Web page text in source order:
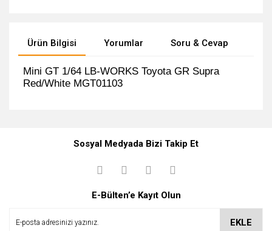
Ürün Bilgisi Yorumlar Soru & Cevap
Mini GT 1/64 LB-WORKS Toyota GR Supra
Red/White MGT01103
Sosyal Medyada Bizi Takip Et
E-Bülten’e Kayıt Olun
EKLE